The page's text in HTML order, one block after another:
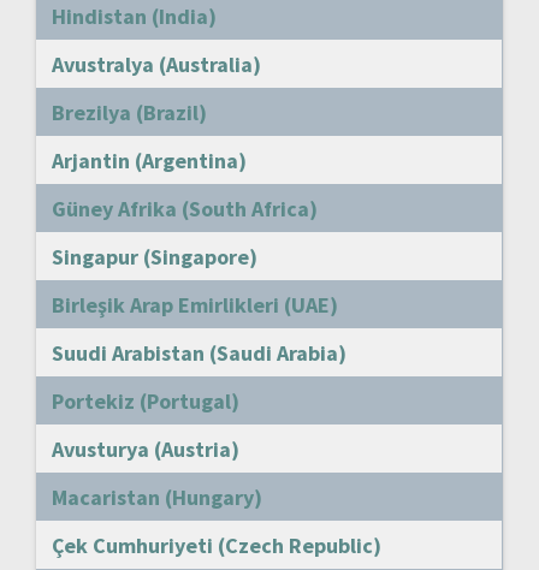
Hindistan (India)
Avustralya (Australia)
Brezilya (Brazil)
Arjantin (Argentina)
Güney Afrika (South Africa)
Singapur (Singapore)
Birleşik Arap Emirlikleri (UAE)
Suudi Arabistan (Saudi Arabia)
Portekiz (Portugal)
Avusturya (Austria)
Macaristan (Hungary)
Çek Cumhuriyeti (Czech Republic)